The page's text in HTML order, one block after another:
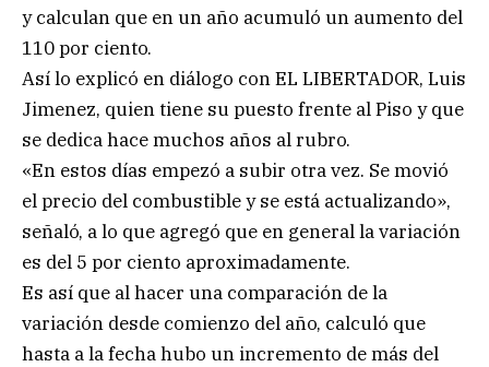
y calculan que en un año acumuló un aumento del
110 por ciento.
Así lo explicó en diálogo con EL LIBERTADOR, Luis
Jimenez, quien tiene su puesto frente al Piso y que
se dedica hace muchos años al rubro.
«En estos días empezó a subir otra vez. Se movió
el precio del combustible y se está actualizando»,
señaló, a lo que agregó que en general la variación
es del 5 por ciento aproximadamente.
Es así que al hacer una comparación de la
variación desde comienzo del año, calculó que
hasta a la fecha hubo un incremento de más del